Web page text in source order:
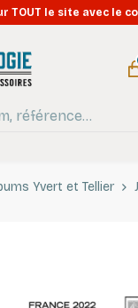
TOUT le site avec le
Yvert et Tellier